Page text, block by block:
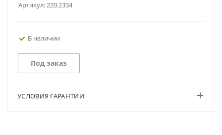
Артикул:220.2334
В наличии
Под заказ
УСЛОВИЯ ГАРАНТИИ